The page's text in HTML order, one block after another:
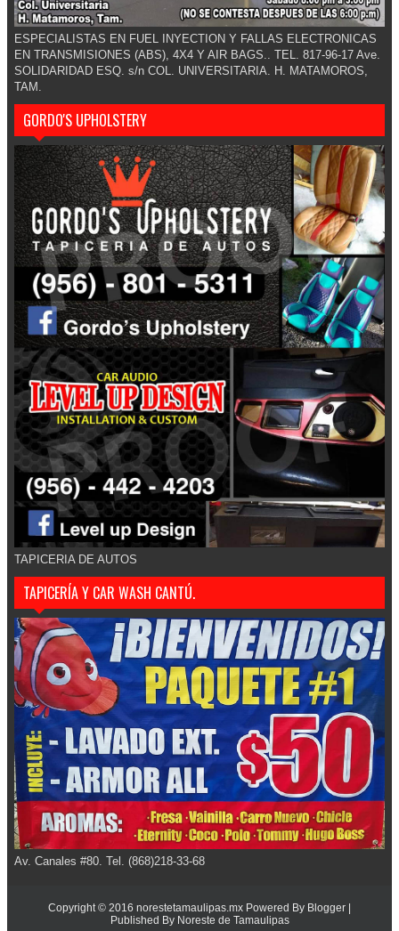
ESPECIALISTAS EN FUEL INYECTION Y FALLAS ELECTRONICAS
EN TRANSMISIONES (ABS), 4X4 Y AIR BAGS.. TEL. 817-96-17 Ave.
SOLIDARIDAD ESQ. s/n COL. UNIVERSITARIA. H. MATAMOROS,
TAM.
GORDO'S UPHOLSTERY
TAPICERIA DE AUTOS
TAPICERÍA Y CAR WASH CANTÚ.
Av. Canales #80. Tel. (868)218-33-68
Copyright © 2016 norestetamaulipas.mx Powered By Blogger |
Published By Noreste de Tamaulipas